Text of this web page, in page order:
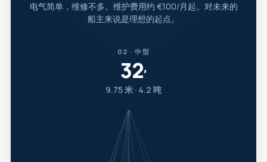
电气简单，维修不多。维护费用约 €100/月起。对未来的
船主来说是理想的起点。
02 · 中型
32′
9.75 米 · 4.2 吨